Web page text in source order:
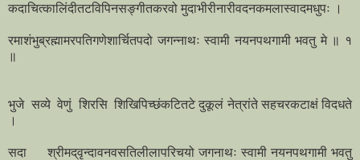
कदाचित्कालिंदीतटविपिनसङ्गीतकरवो मुदाभीरीनारीवदनकमलास्वादमधुपः ।
रमाशंभुब्रह्मामरपतिगणेशार्चितपदो जगन्नाथः स्वामी नयनपथगामी भवतु मे ॥ १
॥
भुजे सव्ये वेणुं शिरसि शिखिपिच्छंकटितटे दुकूलं नेत्रांते सहचरकटाक्षं विदधते
।
सदा श्रीमद्‌वृन्दावनवसतिलीलापरिचयो जगनाथः स्वामी नयनपथगामी भवतु